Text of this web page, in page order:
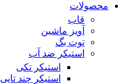
محصولات
قاب
آویز ماشین
توت بگ
استیکر ضد آب
استیکر تکی
استیکر چند تایی